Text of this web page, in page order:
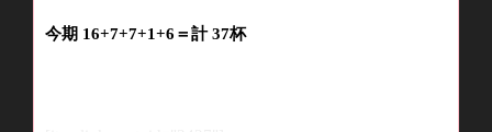
今期 16+7+7+1+6＝計37杯